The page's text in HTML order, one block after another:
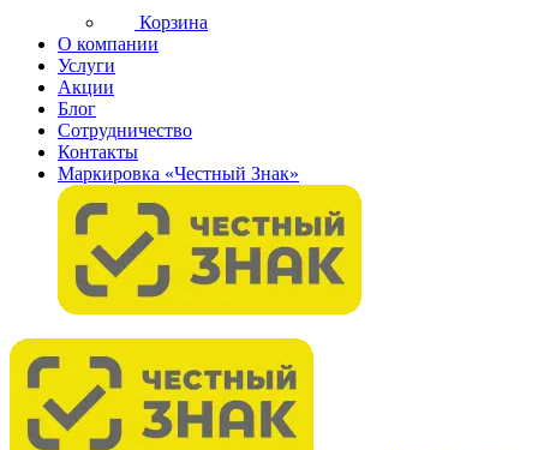
Корзина
О компании
Услуги
Акции
Блог
Сотрудничество
Контакты
Маркировка «Честный Знак»